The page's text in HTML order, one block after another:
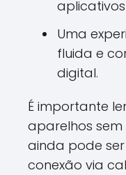
Uma
fluida e
digital.
É importante
aparelhos sem
ainda pode
conexão via